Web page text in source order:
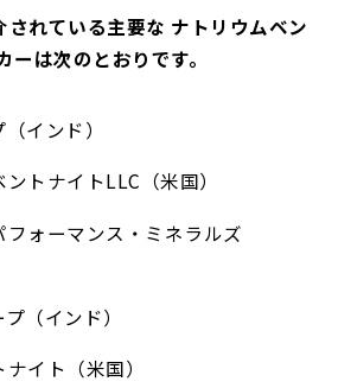
されている主要な ナトリウムベン
ーは次のとおりです。
インド）
トナイトLLC（米国）
フォーマンス・ミネラルズ
（インド）
イト（米国）